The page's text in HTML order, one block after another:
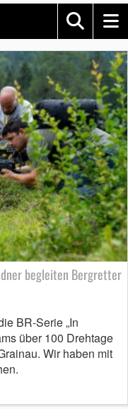
begleiten Bergretter
BR-Serie „In
über 100 Drehtage
Wir haben mit